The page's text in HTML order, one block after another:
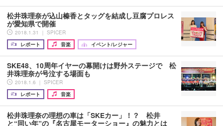
松井珠理奈が込山榛香とタッグを結成し豆腐プロレス
が愛知県で開催
2018.1.31 ｜ SPICER
レポート
音楽 イベント/レジャー
SKE48、10周年イヤーの幕開けは野外ステージで 松
井珠理奈が号泣する場面も
2018.1.6 ｜ SPICER
レポート
音楽
松井珠理奈の理想の車は「SKEカー」！？ 松井
と“同い年”の『名古屋モーターショー』の魅力とは